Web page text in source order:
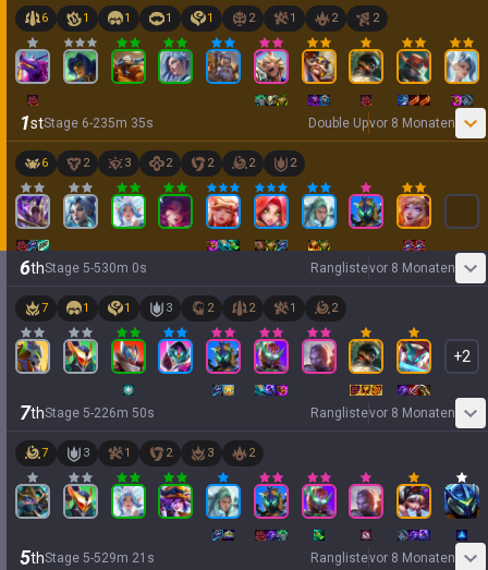
6 1 1 1 1 2 1 2 2
1stStage 6-235m 35s Double Upvor 8 Monaten
6 2 3 2 2 2 2
6thStage 5-530m 0s Ranglistevor 8 Monaten
7 1 1 3 2 2 1 2
+2
7thStage 5-226m 50s Ranglistevor 8 Monaten
7 3 1 2 3 2
5thStage 5-529m 21 s Ranglistevor 8 Monaten